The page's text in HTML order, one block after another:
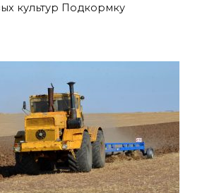
культур Подкормку